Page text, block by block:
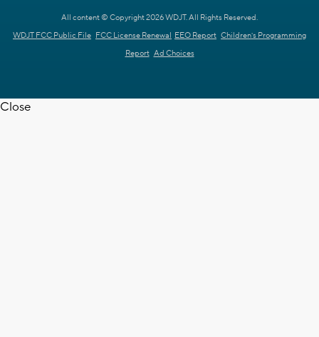
All content © Copyright 2026 WDJT. All Rights Reserved.
WDJT FCC Public File FCC License Renewal EEO Report Children's Programming
Report Ad Choices
Close